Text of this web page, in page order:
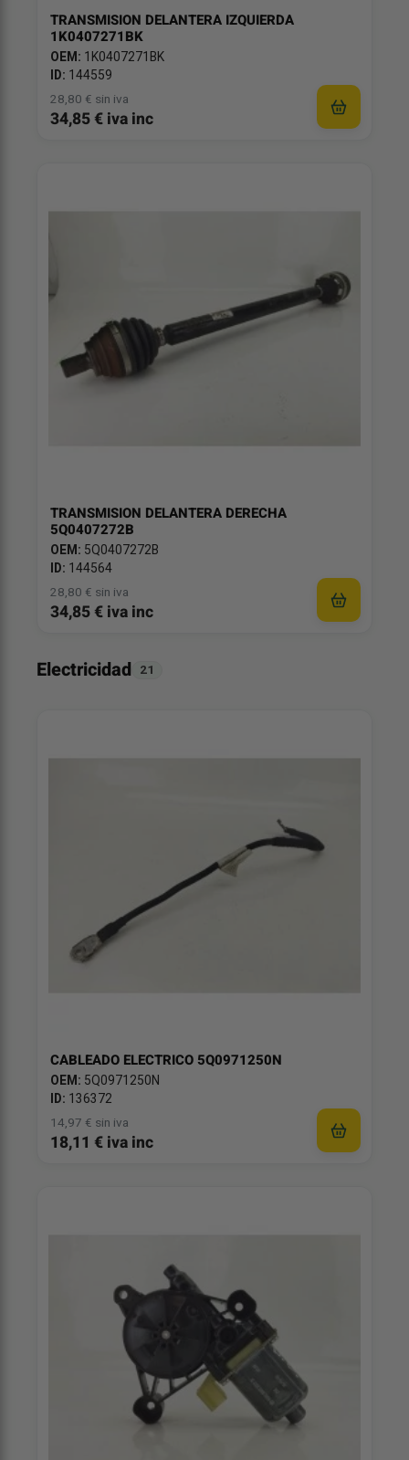
TRANSMISION DELANTERA IZQUIERDA
1K0407271BK
OEM: 1K0407271BK
ID: 144559
28,80 € sin iva
34,85 € iva inc
TRANSMISION DELANTERA DERECHA
5Q0407272B
OEM: 5Q0407272B
ID: 144564
28,80 € sin iva
34,85 € iva inc
Electricidad 21
CABLEADO ELECTRICO 5Q0971250N
OEM: 5Q0971250N
ID: 136372
14,97 € sin iva
18,11 € iva inc